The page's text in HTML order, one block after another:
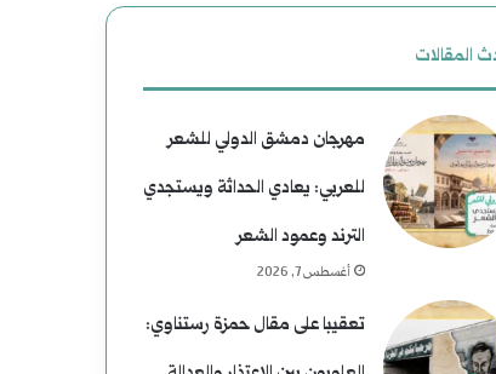
المقالات
مهرجان دمشق الدولي للشعر
للعربي: يعادي الحداثة ويستجدي
الترند وعمود الشعر
أغسطس 7, 2026
تعقيبا على مقال حمزة رستناوي: